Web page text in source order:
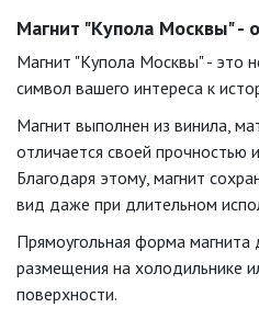
Магнит "Купола Москвы" -
Магнит "Купола Москвы" - это
символ вашего интереса к
Магнит выполнен из винила,
отличается своей прочностью
Благодаря этому, магнит
вид даже при длительном
Прямоугольная форма
размещения на холодильнике
поверхности.